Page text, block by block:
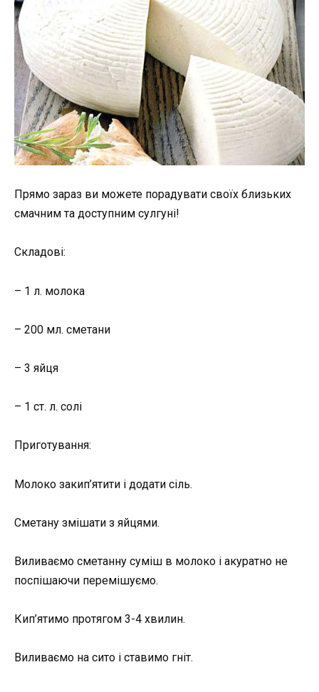
Прямо зараз ви можете порадувати своїх близьких
смачним та доступним сулгуні!
Складові:
– 1 л. молока
– 200 мл. сметани
– 3 яйця
– 1 ст. л. солі
Приготування:
Молоко закип’ятити і додати сіль.
Сметану змішати з яйцями.
Виливаємо сметанну суміш в молоко і акуратно не
поспішаючи перемішуємо.
Кип’ятимо протягом 3-4 хвилин.
Виливаємо на сито і ставимо гніт.